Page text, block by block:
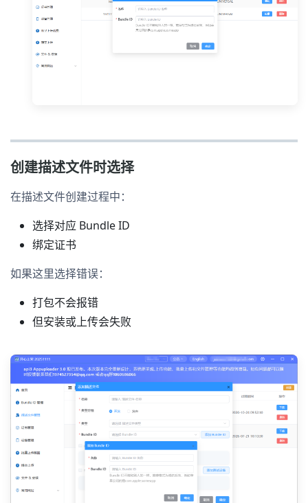
创建描述文件时选择
在描述文件创建过程中：
选择对应 Bundle ID
绑定证书
如果这里选择错误：
打包不会报错
但安装或上传会失败